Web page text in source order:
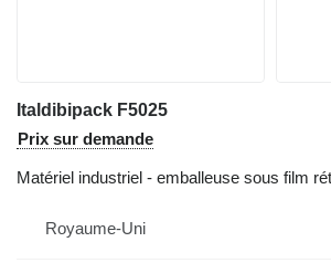
Italdibipack F5025
Prix sur demande
Matériel industriel - emballeuse sous film
Royaume-Uni